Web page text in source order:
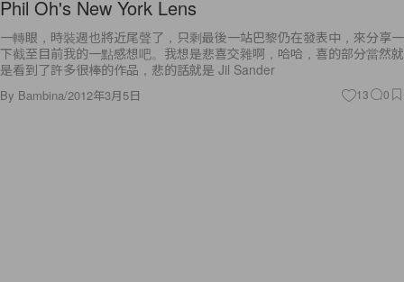
Phil Oh's New York Lens
一轉眼，時裝週也將近尾聲了，只剩最後一站巴黎仍在發表中，來分享一
下截至目前我的一點感想吧。我想是悲喜交雜啊，哈哈，喜的部分當然就
是看到了許多很棒的作品，悲的話就是 Jil Sander
By Bambina/2012年3月5日 13 0